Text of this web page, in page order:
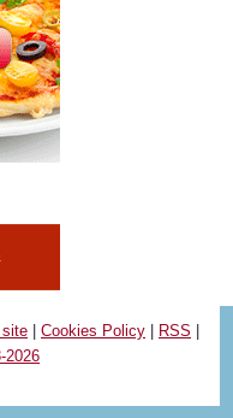
Cookies Policy RSS
2026